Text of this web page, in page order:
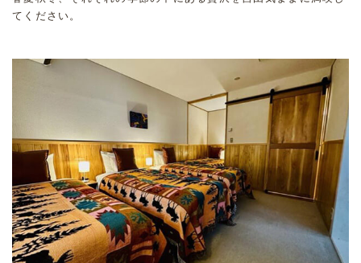
てください。